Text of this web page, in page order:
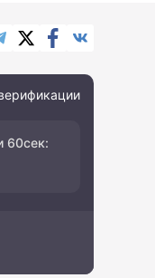
TelegramX.comFacebook
60сек: